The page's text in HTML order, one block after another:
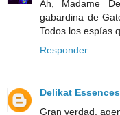
Ah, Madame
gabardina de
Todos los espías
Responder
Delikat Essences
Gran verdad,